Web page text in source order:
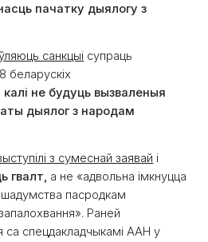
пачатку дыялогу з
санкцыі супраць
беларускіх
калі не будуць вызваленыя
дыялог з народам
з сумеснай заявай і
гвалт, а не «адвольна імкнуцца
пасродкам
Раней
са спецдакладчыкамі ААН у